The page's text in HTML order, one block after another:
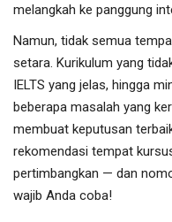
melangkah ke panggung
Namun, tidak semua
setara. Kurikulum yang
IELTS yang jelas, hingga
beberapa masalah yang
membuat keputusan
rekomendasi tempat
pertimbangkan — dan
wajib Anda coba!